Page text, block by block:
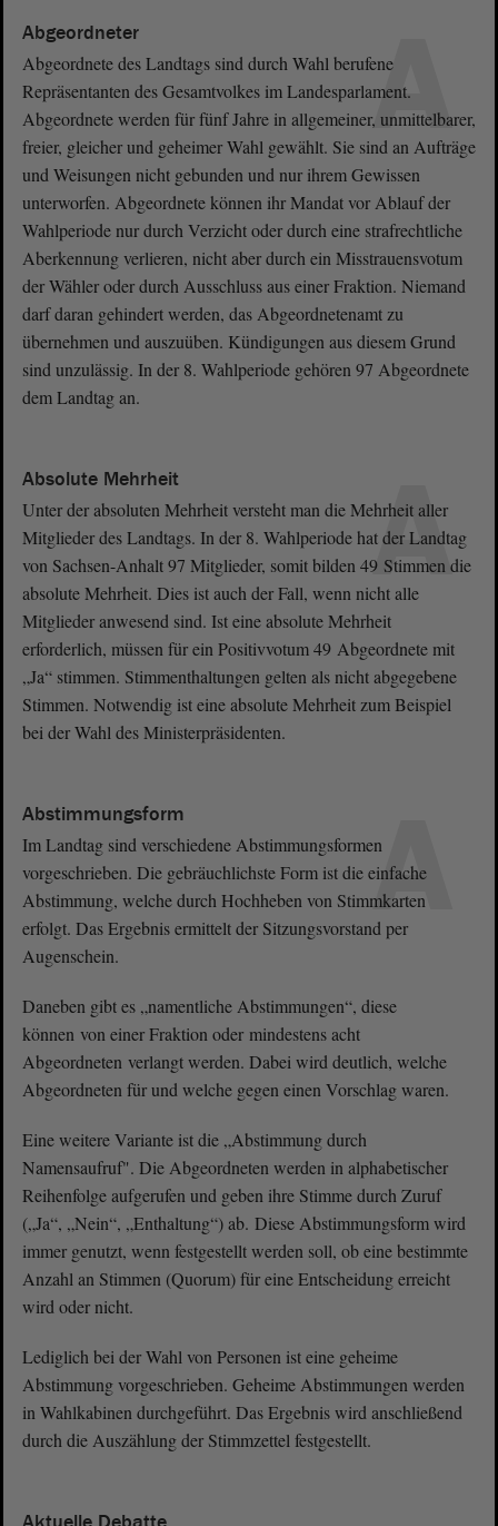
A
Abgeordneter
Abgeordnete des Landtags sind durch Wahl berufene
Repräsentanten des Gesamtvolkes im Landesparlament.
Abgeordnete werden für fünf Jahre in allgemeiner, unmittelbarer,
freier, gleicher und geheimer Wahl gewählt. Sie sind an Aufträge
und Weisungen nicht gebunden und nur ihrem Gewissen
unterworfen. Abgeordnete können ihr Mandat vor Ablauf der
Wahlperiode nur durch Verzicht oder durch eine strafrechtliche
Aberkennung verlieren, nicht aber durch ein Misstrauensvotum
der Wähler oder durch Ausschluss aus einer Fraktion. Niemand
darf daran gehindert werden, das Abgeordnetenamt zu
übernehmen und auszuüben. Kündigungen aus diesem Grund
sind unzulässig. In der 8. Wahlperiode gehören 97 Abgeordnete
dem Landtag an.
A
Absolute Mehrheit
Unter der absoluten Mehrheit versteht man die Mehrheit aller
Mitglieder des Landtags. In der 8. Wahlperiode hat der Landtag
von Sachsen-Anhalt 97 Mitglieder, somit bilden 49 Stimmen die
absolute Mehrheit. Dies ist auch der Fall, wenn nicht alle
Mitglieder anwesend sind. Ist eine absolute Mehrheit
erforderlich, müssen für ein Positivvotum 49 Abgeordnete mit
„Ja“ stimmen. Stimmenthaltungen gelten als nicht abgegebene
Stimmen. Notwendig ist eine absolute Mehrheit zum Beispiel
bei der Wahl des Ministerpräsidenten.
A
Abstimmungsform
Im Landtag sind verschiedene Abstimmungsformen
vorgeschrieben. Die gebräuchlichste Form ist die einfache
Abstimmung, welche durch Hochheben von Stimmkarten
erfolgt. Das Ergebnis ermittelt der Sitzungsvorstand per
Augenschein.
Daneben gibt es „namentliche Abstimmungen“, diese
können von einer Fraktion oder mindestens acht
Abgeordneten verlangt werden. Dabei wird deutlich, welche
Abgeordneten für und welche gegen einen Vorschlag waren.
Eine weitere Variante ist die „Abstimmung durch
Namensaufruf". Die Abgeordneten werden in alphabetischer
Reihenfolge aufgerufen und geben ihre Stimme durch Zuruf
(„Ja“, „Nein“, „Enthaltung“) ab. Diese Abstimmungsform wird
immer genutzt, wenn festgestellt werden soll, ob eine bestimmte
Anzahl an Stimmen (Quorum) für eine Entscheidung erreicht
wird oder nicht.
Lediglich bei der Wahl von Personen ist eine geheime
Abstimmung vorgeschrieben. Geheime Abstimmungen werden
in Wahlkabinen durchgeführt. Das Ergebnis wird anschließend
durch die Auszählung der Stimmzettel festgestellt.